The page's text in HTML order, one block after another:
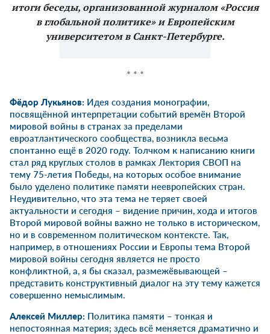
итоги беседы, организованной журналом «Россия
в глобальной политике» и Европейским
университетом в Санкт-Петербурге.
* * *
Фёдор Лукьянов: Идея создания монографии,
посвящённой интерпретации событий времён Второй
мировой войны в странах за пределами
евроатлантического сообщества, возникла весьма
спонтанно ещё в 2020 году. Толчком к написанию книги
стал ряд круглых столов в рамках Лектория СВОП на
тему 75-летия Победы, на которых особое внимание
было уделено политике памяти неевропейских стран.
Неудивительно, что эта тема не теряет своей
актуальности и сегодня – видение причин, хода и итогов
Второй мировой войны важно не только в историческом,
но и в современном политическом контексте. Так,
например, в отношениях России и Европы тема Второй
мировой войны сегодня является не просто
конфликтной, а, я бы сказал, размежёвывающей –
представить конструктивный диалог на эту тему кажется
совершенно немыслимым.
Алексей Миллер: Политика памяти – тонкая и
непостоянная материя; здесь всё меняется драматично и